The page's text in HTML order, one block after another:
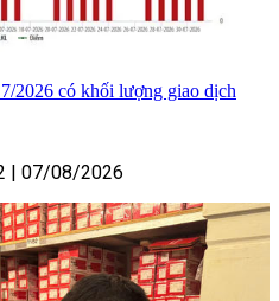
2026 có khối lượng giao dịch
| 07/08/2026